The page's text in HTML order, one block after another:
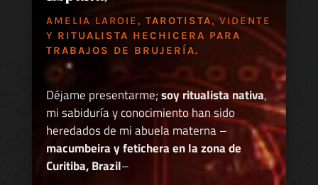
AMELIA LAROIE, TAROTISTA, VIDENTE
Y RITUALISTA HECHICERA PARA
TRABAJOS DE BRUJERÍA.
Déjame presentarme;soy ritualista nativa,
mi sabiduría y conocimiento han sido
heredados de mi abuela materna –
macumbeira y fetichera en la zona de
Curitiba, Brazil–